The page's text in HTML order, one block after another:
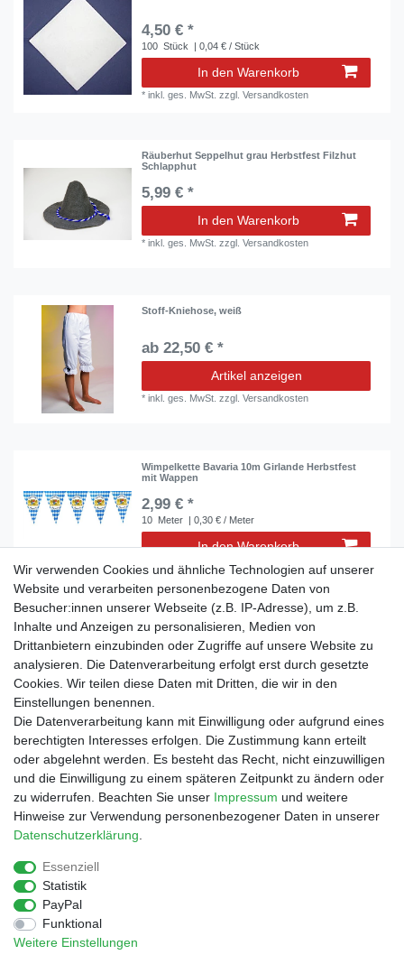
4,50 € *
100 Stück | 0,04 € / Stück
In den Warenkorb
*inkl. ges. MwSt. zzgl.Versandkosten
Räuberhut Seppelhut grau Herbstfest Filzhut
Schlapphut
5,99 € *
In den Warenkorb
*inkl. ges. MwSt. zzgl.Versandkosten
Stoff-Kniehose, weiß
ab 22,50 € *
Artikel anzeigen
*inkl. ges. MwSt. zzgl.Versandkosten
Wimpelkette Bavaria 10m Girlande Herbstfest
mit Wappen
2,99 € *
10 Meter | 0,30 € / Meter
In den Warenkorb
*inkl. ges. MwSt.zzgl.Versandkosten
Shop
Zahlungs- und Versandbedingungen
Warenkorb
Kasse
Mein Konto
Kontakt
Facebook
Service
Impressum
Widerrufs­recht
Wir verwenden Cookies und ähnliche Technologien auf unserer
Website und verarbeiten personenbezogene Daten von
Besucher:innen unserer Webseite (z.B. IP-Adresse), um z.B.
Inhalte und Anzeigen zu personalisieren, Medien von
Drittanbietern einzubinden oder Zugriffe auf unsere Website zu
analysieren. Die Datenverarbeitung erfolgt erst durch gesetzte
Cookies. Wir teilen diese Daten mit Dritten, die wir in den
Einstellungen benennen.
Die Datenverarbeitung kann mit Einwilligung oder aufgrund eines
berechtigten Interesses erfolgen. Die Zustimmung kann erteilt
oder abgelehnt werden. Es besteht das Recht, nicht einzuwilligen
und die Einwilligung zu einem späteren Zeitpunkt zu ändern oder
zu widerrufen. Beachten Sie unser Impressum und weitere
Hinweise zur Verwendung personenbezogener Daten in unserer
Daten­schutz­erklärung
Essenziell
Statistik
PayPal
Funktional
Weitere Einstellungen